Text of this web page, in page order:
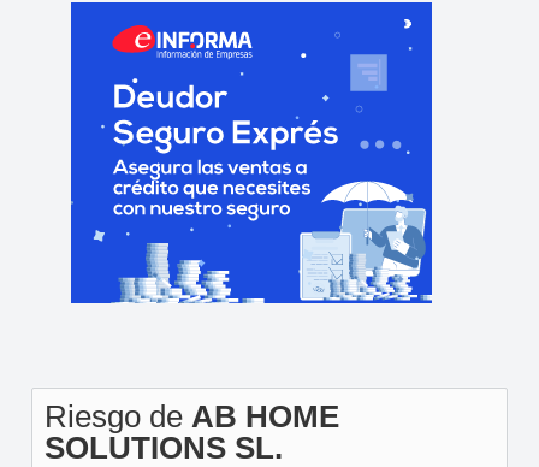
Riesgo de AB HOME
SOLUTIONS SL.